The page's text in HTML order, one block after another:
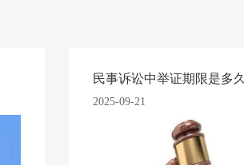
民事诉讼中举证期限是多久
2025-09-21